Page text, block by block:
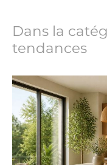
Dans la
tendances